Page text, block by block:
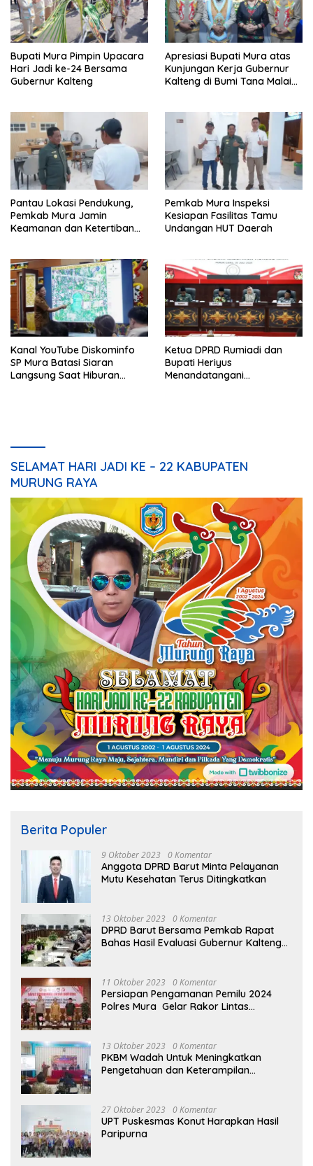
Bupati Mura Pimpin Upacara
Hari Jadi ke-24 Bersama
Gubernur Kalteng
Apresiasi Bupati Mura atas
Kunjungan Kerja Gubernur
Kalteng di Bumi Tana Malai
Pantau Lokasi Pendukung,
Pemkab Mura Jamin
Keamanan dan Ketertiban
Pemkab Mura Inspeksi
Kesiapan Fasilitas Tamu
Undangan HUT Daerah
Kanal YouTube Diskominfo
SP Mura Batasi Siaran
Langsung Saat Hiburan
Ketua DPRD Rumiadi dan
Bupati Heriyus
Menandatangani
SELAMAT HARI JADI KE – 22 KABUPATEN
MURUNG RAYA
Berita Populer
9 Oktober 2023 0 Komentar
Anggota DPRD Barut Minta Pelayanan
Mutu Kesehatan Terus Ditingkatkan
13 Oktober 2023 0 Komentar
DPRD Barut Bersama Pemkab Rapat
Bahas Hasil Evaluasi Gubernur Kalteng
11 Oktober 2023 0 Komentar
Persiapan Pengamanan Pemilu 2024
Polres Mura Gelar Rakor Lintas
13 Oktober 2023 0 Komentar
PKBM Wadah Untuk Meningkatkan
Pengetahuan dan Keterampilan
27 Oktober 2023 0 Komentar
UPT Puskesmas Konut Harapkan Hasil
Paripurna